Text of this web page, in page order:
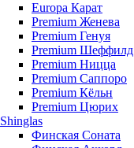
Europa Карат
Premium Женева
Premium Генуя
Premium Шеффилд
Premium Ницца
Premium Саппоро
Premium Кёльн
Premium Цюрих
Shinglas
Финская Соната